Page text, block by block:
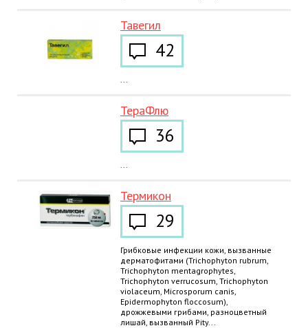
Тавегил
42
...
ТераФлю
36
...
Термикон
29
Грибковые инфекции кожи, вызванные
дерматофитами (Trichophyton rubrum,
Trichophyton mentagrophytes,
Trichophyton verrucosum, Trichophyton
violaceum, Microsporum canis,
Epidermophyton floccosum),
дрожжевыми грибами, разноцветный
лишай, вызванный Pity...